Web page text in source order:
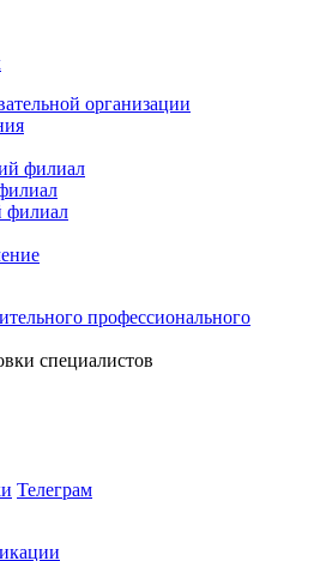
организации
филиал
филиал
специалистов
Телеграм